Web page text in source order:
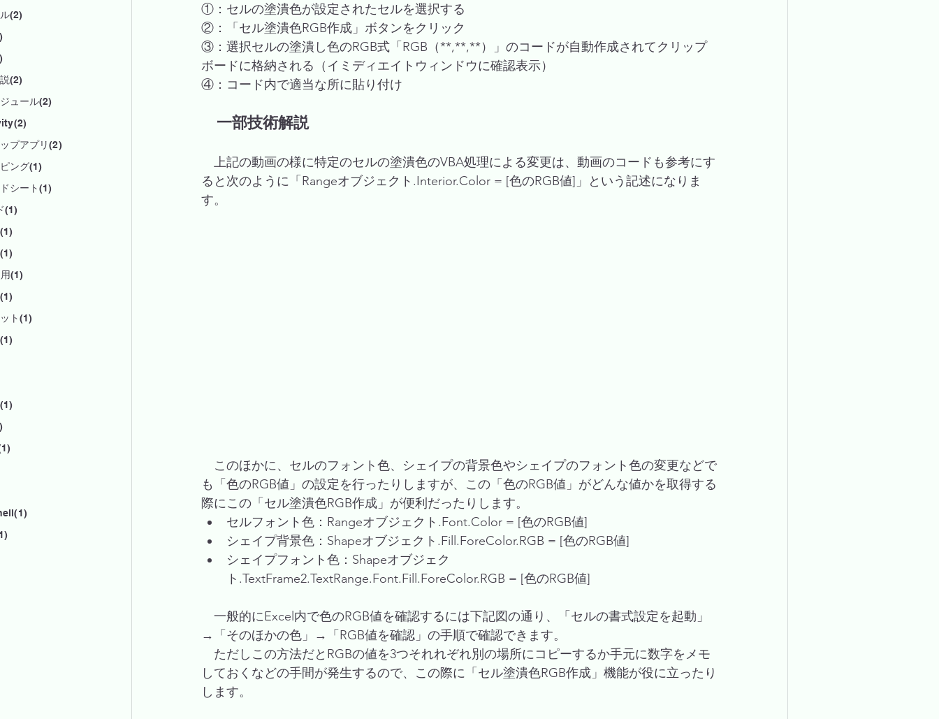
(2)
(2)
ュール(2)
プアプリ(2)
ング(1)
シート(1)
(1)
(1)
ト(1)
①：セルの塗潰色が設定されたセルを選択する
②：「セル塗潰色RGB作成」ボタンをクリック
③：選択セルの塗潰し色のRGB式「RGB（**,**,**）」のコードが自動作成されてクリップ
ボードに格納される（イミディエイトウィンドウに確認表示）
④：コード内で適当な所に貼り付け
一部技術解説
上記の動画の様に特定のセルの塗潰色のVBA処理による変更は、動画のコードも参考にす
ると次のように「Rangeオブジェクト.Interior.Color = [色のRGB値]」という記述になりま
す。
このほかに、セルのフォント色、シェイプの背景色やシェイプのフォント色の変更などで
も「色のRGB値」の設定を行ったりしますが、この「色のRGB値」がどんな値かを取得する
際にこの「セル塗潰色RGB作成」が便利だったりします。
セルフォント色：Rangeオブジェクト.Font.Color = [色のRGB値]
シェイプ背景色：Shapeオブジェクト.Fill.ForeColor.RGB = [色のRGB値]
シェイプフォント色：Shapeオブジェク
ト.TextFrame2.TextRange.Font.Fill.ForeColor.RGB = [色のRGB値]
一般的にExcel内で色のRGB値を確認するには下記図の通り、「セルの書式設定を起動」
→「そのほかの色」→「RGB値を確認」の手順で確認できます。
ただしこの方法だとRGBの値を3つそれれぞれ別の場所にコピーするか手元に数字をメモ
しておくなどの手間が発生するので、この際に「セル塗潰色RGB作成」機能が役に立ったり
します。